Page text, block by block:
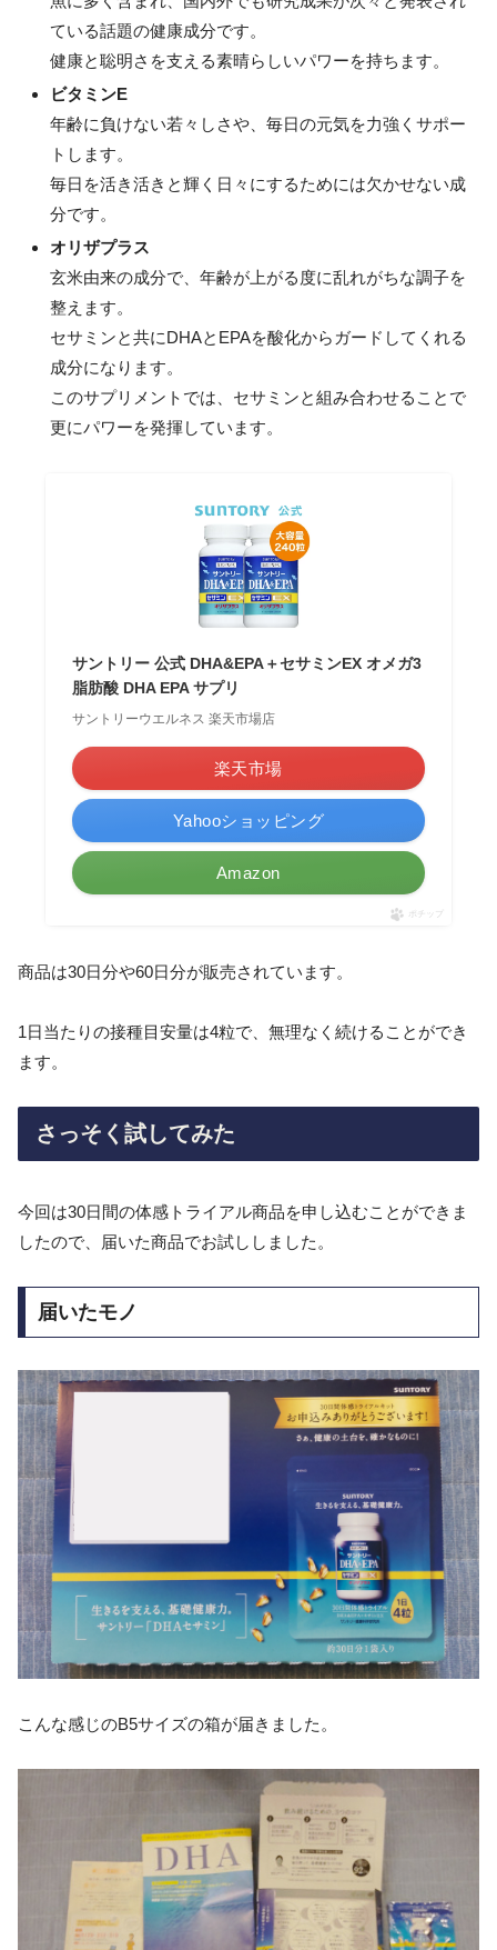
ている話題の健康成分です。
健康と聡明さを支える素晴らしいパワーを持ちます。
ビタミンE
年齢に負けない若々しさや、毎日の元気を力強くサポー
トします。
毎日を活き活きと輝く日々にするためには欠かせない成
分です。
オリザプラス
玄米由来の成分で、年齢が上がる度に乱れがちな調子を
整えます。
セサミンと共にDHAとEPAを酸化からガードしてくれる
成分になります。
このサプリメントでは、セサミンと組み合わせることで
更にパワーを発揮しています。
サントリー 公式 DHA&EPA＋セサミンEX オメガ3
脂肪酸 DHA EPA サプリ
サントリーウエルネス 楽天市場店
楽天市場
Yahooショッピング
Amazon
ポチップ
商品は30日分や60日分が販売されています。
1日当たりの接種目安量は4粒で、無理なく続けることができ
ます。
さっそく試してみた
今回は30日間の体感トライアル商品を申し込むことができま
したので、届いた商品でお試ししました。
届いたモノ
こんな感じのB5サイズの箱が届きました。